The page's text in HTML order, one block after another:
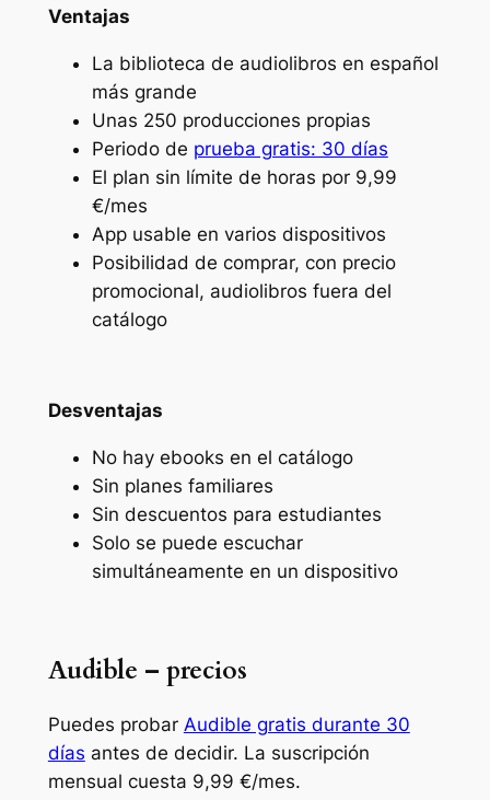
Ventajas
La biblioteca de audiolibros en español
más grande
Unas 250 producciones propias
Periodo de prueba gratis: 30 días
El plan sin límite de horas por 9,99
€/mes
App usable en varios dispositivos
Posibilidad de comprar, con precio
promocional, audiolibros fuera del
catálogo
Desventajas
No hay ebooks en el catálogo
Sin planes familiares
Sin descuentos para estudiantes
Solo se puede escuchar
simultáneamente en un dispositivo
Audible – precios
Puedes probar Audible gratis durante 30
días antes de decidir. La suscripción
mensual cuesta 9,99 €/mes.